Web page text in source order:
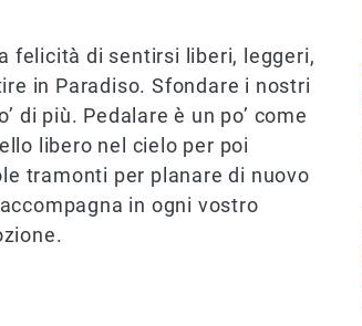
felicità di sentirsi liberi, leggeri,
in Paradiso. Sfondare i nostri
di più. Pedalare è un po’ come
libero nel cielo per poi
tramonti per planare di nuovo
in ogni vostro